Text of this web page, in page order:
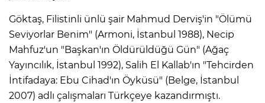
Göktaş, Filistinli ünlü şair Mahmud Derviş'in "Ölümü
Seviyorlar Benim" (Armoni, İstanbul 1988), Necip
Mahfuz'un "Başkan'ın Öldürüldüğü Gün" (Ağaç
Yayıncılık, İstanbul 1992), Salih El Kallab'ın "Tehcirden
İntifadaya: Ebu Cihad'ın Öyküsü" (Belge, İstanbul
2007) adlı çalışmaları Türkçeye kazandırmıştı.